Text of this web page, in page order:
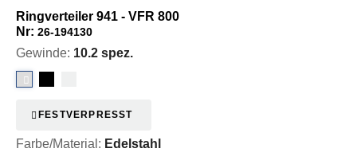
Ringverteiler 941 - VFR 800
Nr: 26-194130
Gewinde: 10.2 spez.
FESTVERPRESST
Farbe/Material: Edelstahl